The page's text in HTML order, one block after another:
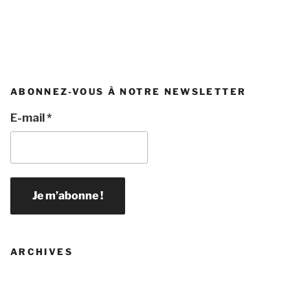
ABONNEZ-VOUS À NOTRE NEWSLETTER
E-mail *
ARCHIVES